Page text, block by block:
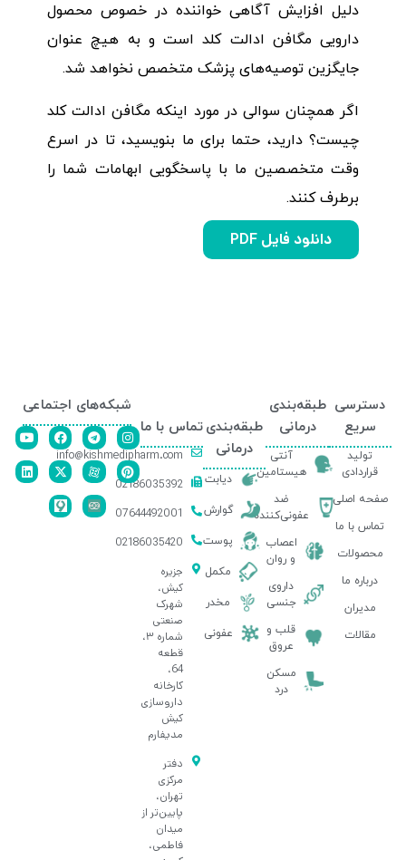
دلیل افزایش آگاهی خواننده در خصوص محصول
دارویی مگافن ادالت کلد است و به هیچ عنوان
جایگزین توصیه‌های پزشک متخصص نخواهد شد.
اگر همچنان سوالی در مورد اینکه مگافن ادالت کلد
چیست؟ دارید، حتما برای ما بنویسید، تا در اسرع
وقت متخصصین ما با پاسخگویی ابهامات شما را
برطرف کنند.
دانلود فایل PDF
دسترسی
سریع
تولید
قراردادی
صفحه اصلی
تماس با ما
محصولات
درباره ما
مدیران
مقالات
طبقه‌بندی
درمانی
آنتی
هیستامین
ضد
عفونی‌کننده
اعصاب
و روان
داروی
جنسی
قلب و
عروق
مسکن
درد
طبقه‌بندی
درمانی
دیابت
گوارش
پوست
مکمل
مخدر
عفونی
تماس با ما
info@kishmedipharm.com
02186035392
07644492001
02186035420
جزیره
کیش،
شهرک
صنعتی
شماره ۳،
قطعه
64،
کارخانه
داروسازی
کیش
مدیفارم
دفتر
مرکزی
تهران،
پایین‌تر از
میدان
فاطمی،
شبکه‌های اجتماعی